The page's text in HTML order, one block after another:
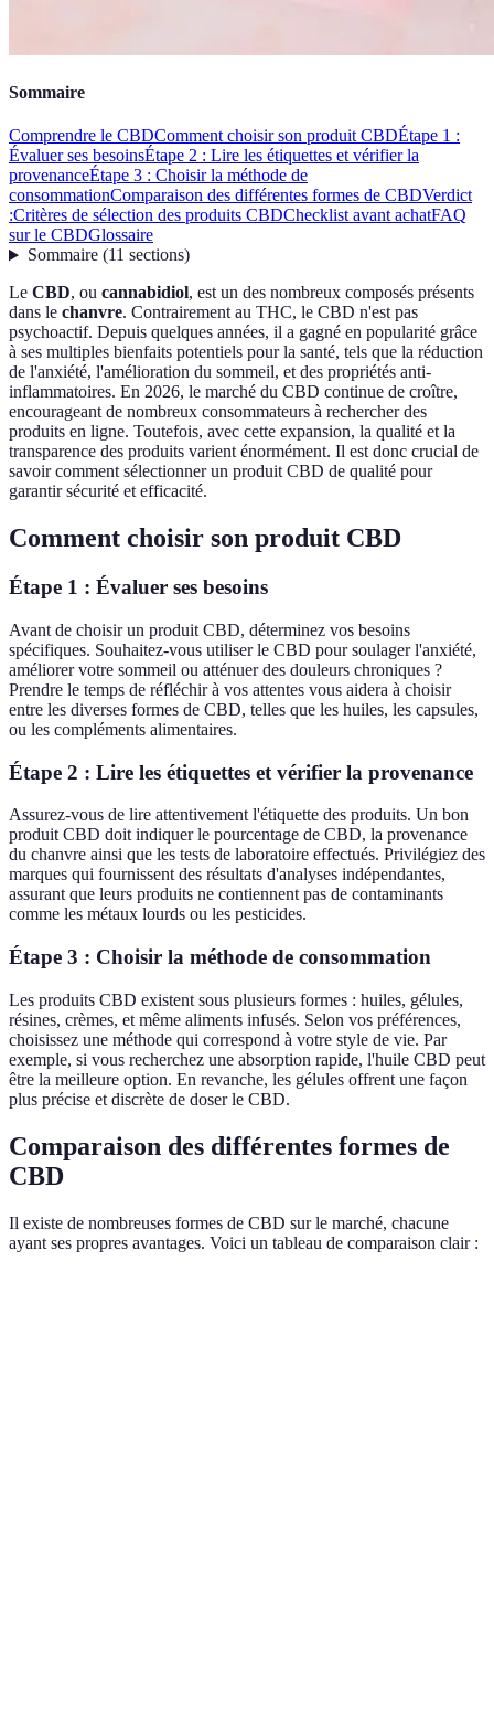
Sommaire
Comprendre le CBDComment choisir son produit CBDÉtape 1 :
Évaluer ses besoinsÉtape 2 : Lire les étiquettes et vérifier la
provenanceÉtape 3 : Choisir la méthode de
consommationComparaison des différentes formes de CBDVerdict
:Critères de sélection des produits CBDChecklist avant achatFAQ
sur le CBDGlossaire
Sommaire(11 sections)
Le CBD, ou cannabidiol, est un des nombreux composés présents
dans le chanvre. Contrairement au THC, le CBD n'est pas
psychoactif. Depuis quelques années, il a gagné en popularité grâce
à ses multiples bienfaits potentiels pour la santé, tels que la réduction
de l'anxiété, l'amélioration du sommeil, et des propriétés anti-
inflammatoires. En 2026, le marché du CBD continue de croître,
encourageant de nombreux consommateurs à rechercher des
produits en ligne. Toutefois, avec cette expansion, la qualité et la
transparence des produits varient énormément. Il est donc crucial de
savoir comment sélectionner un produit CBD de qualité pour
garantir sécurité et efficacité.
Comment choisir son produit CBD
Étape 1 : Évaluer ses besoins
Avant de choisir un produit CBD, déterminez vos besoins
spécifiques. Souhaitez-vous utiliser le CBD pour soulager l'anxiété,
améliorer votre sommeil ou atténuer des douleurs chroniques ?
Prendre le temps de réfléchir à vos attentes vous aidera à choisir
entre les diverses formes de CBD, telles que les huiles, les capsules,
ou les compléments alimentaires.
Étape 2 : Lire les étiquettes et vérifier la provenance
Assurez-vous de lire attentivement l'étiquette des produits. Un bon
produit CBD doit indiquer le pourcentage de CBD, la provenance
du chanvre ainsi que les tests de laboratoire effectués. Privilégiez des
marques qui fournissent des résultats d'analyses indépendantes,
assurant que leurs produits ne contiennent pas de contaminants
comme les métaux lourds ou les pesticides.
Étape 3 : Choisir la méthode de consommation
Les produits CBD existent sous plusieurs formes : huiles, gélules,
résines, crèmes, et même aliments infusés. Selon vos préférences,
choisissez une méthode qui correspond à votre style de vie. Par
exemple, si vous recherchez une absorption rapide, l'huile CBD peut
être la meilleure option. En revanche, les gélules offrent une façon
plus précise et discrète de doser le CBD.
Comparaison des différentes formes de
CBD
Il existe de nombreuses formes de CBD sur le marché, chacune
ayant ses propres avantages. Voici un tableau de comparaison clair :